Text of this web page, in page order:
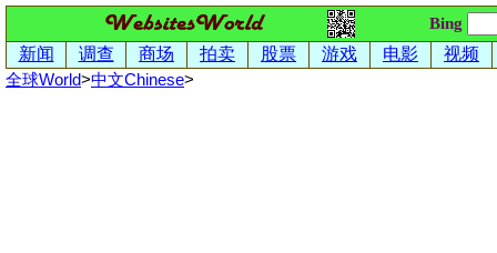
Bing
新闻 调查 商场 拍卖 股票 游戏 电影 视频
全球World>中文Chinese>